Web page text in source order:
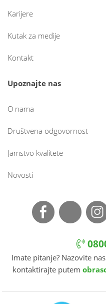
Karijere
Kutak za medije
Kontakt
Upoznajte nas
O nama
Društvena odgovornost
Jamstvo kvalitete
Novosti
Imate pitanje? Nazovite
kontaktirajte putem